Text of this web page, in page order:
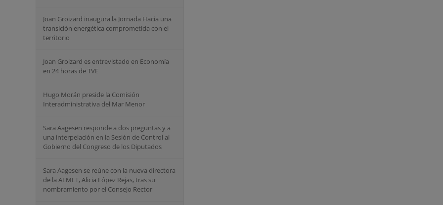
Joan Groizard inaugura la Jornada Hacia una
transición energética comprometida con el
territorio
Joan Groizard es entrevistado en Economía
en 24 horas de TVE
Hugo Morán preside la Comisión
Interadministrativa del Mar Menor
Sara Aagesen responde a dos preguntas y a
una interpelación en la Sesión de Control al
Gobierno del Congreso de los Diputados
Sara Aagesen se reúne con la nueva directora
de la AEMET, Alicia López Rejas, tras su
nombramiento por el Consejo Rector